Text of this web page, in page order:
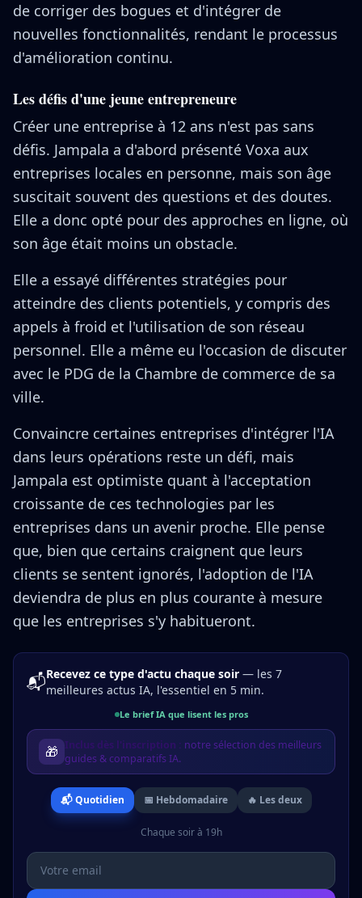
de corriger des bogues et d'intégrer de
nouvelles fonctionnalités, rendant le processus
d'amélioration continu.
Les défis d'une jeune entrepreneure
Créer une entreprise à 12 ans n'est pas sans
défis. Jampala a d'abord présenté Voxa aux
entreprises locales en personne, mais son âge
suscitait souvent des questions et des doutes.
Elle a donc opté pour des approches en ligne, où
son âge était moins un obstacle.
Elle a essayé différentes stratégies pour
atteindre des clients potentiels, y compris des
appels à froid et l'utilisation de son réseau
personnel. Elle a même eu l'occasion de discuter
avec le PDG de la Chambre de commerce de sa
ville.
Convaincre certaines entreprises d'intégrer l'IA
dans leurs opérations reste un défi, mais
Jampala est optimiste quant à l'acceptation
croissante de ces technologies par les
entreprises dans un avenir proche. Elle pense
que, bien que certains craignent que leurs
clients se sentent ignorés, l'adoption de l'IA
deviendra de plus en plus courante à mesure
que les entreprises s'y habitueront.
📬Recevez ce type d'actu chaque soir — les 7
meilleures actus IA, l'essentiel en 5 min.
Le brief IA que lisent les pros
🎁 Inclus dès l'inscription : notre sélection des meilleurs
guides & comparatifs IA.
📬 Quotidien 📅 Hebdomadaire 🔥 Les deux
Chaque soir à 19h